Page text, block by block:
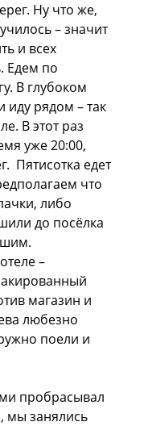
Ну что же,
– значит
и всех
Едем по
В глубоком
иду рядом – так
В этот раз
уже 20:00,
Пятисотка едет
что
либо
до посёлка
–
магазин и
любезно
поели и
пробрасывал
мы занялись